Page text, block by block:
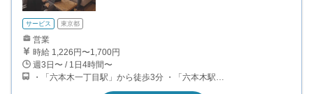
サービス 東京都
営業
時給 1,226円〜1,700円
週3日〜 / 1日4時間〜
・「六本木一丁目駅」から徒歩3分 ・「六本木駅」から徒歩5分 ・「溜池山王駅」から徒歩8分